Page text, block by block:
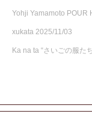
Yohji Yamamoto POUR
xukata 2025/11/03
Ka na ta “さいごの服た